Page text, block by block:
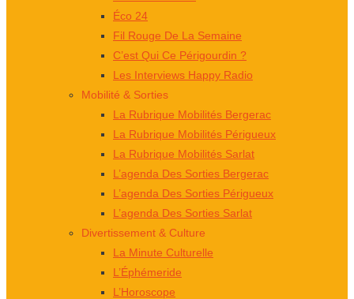
Éco 24
Fil Rouge De La Semaine
C’est Qui Ce Périgourdin ?
Les Interviews Happy Radio
Mobilité & Sorties
La Rubrique Mobilités Bergerac
La Rubrique Mobilités Périgueux
La Rubrique Mobilités Sarlat
L’agenda Des Sorties Bergerac
L’agenda Des Sorties Périgueux
L’agenda Des Sorties Sarlat
Divertissement & Culture
La Minute Culturelle
L’Éphémeride
L’Horoscope